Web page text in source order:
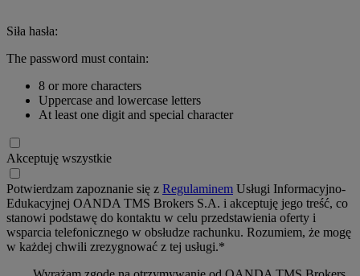
Siła hasła:
The password must contain:
8 or more characters
Uppercase and lowercase letters
At least one digit and special character
Akceptuję wszystkie
Potwierdzam zapoznanie się z Regulaminem Usługi Informacyjno-
Edukacyjnej OANDA TMS Brokers S.A. i akceptuję jego treść, co
stanowi podstawę do kontaktu w celu przedstawienia oferty i
wsparcia telefonicznego w obsłudze rachunku. Rozumiem, że mogę
w każdej chwili zrezygnować z tej usługi.*